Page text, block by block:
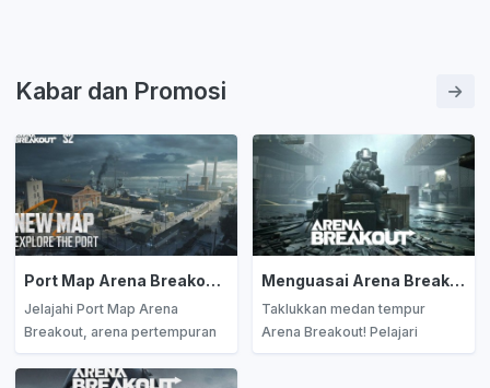
Kabar dan Promosi
Port Map Arena Breakout: Arena Pertempuran Intens dengan Loot dan Ekstraksi Terbaik
Jelajahi Port Map Arena
Breakout, arena pertempuran
intens dengan loot berkualitas
dan strategi ekstraksi terbaik.
Menguasai Arena Breakout: Panduan Lengkap Tips dan Strategi Bermain untuk Menjadi Juara
Taklukkan medan tempur
Arena Breakout! Pelajari
strategi jitu, teknik bertarung,